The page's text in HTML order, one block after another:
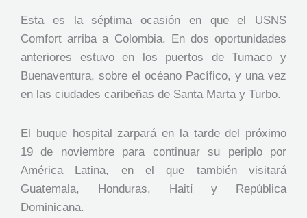
Esta es la séptima ocasión en que el USNS
Comfort arriba a Colombia. En dos oportunidades
anteriores estuvo en los puertos de Tumaco y
Buenaventura, sobre el océano Pacífico, y una vez
en las ciudades caribeñas de Santa Marta y Turbo.
El buque hospital zarpará en la tarde del próximo
19 de noviembre para continuar su periplo por
América Latina, en el que también visitará
Guatemala, Honduras, Haití y República
Dominicana.